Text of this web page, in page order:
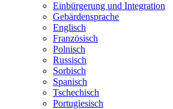
Einbürgerung und Integration
Gebärdensprache
Englisch
Französisch
Polnisch
Russisch
Sorbisch
Spanisch
Tschechisch
Portugiesisch